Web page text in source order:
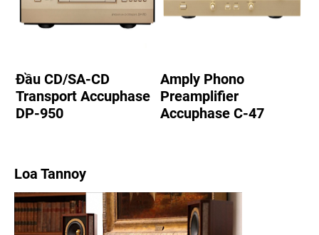
Đầu CD/SA-CD
Transport Accuphase
DP-950
Amply Phono
Preamplifier
Accuphase C-47
Loa Tannoy